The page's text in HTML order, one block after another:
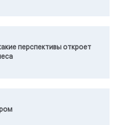
перспективы откроет